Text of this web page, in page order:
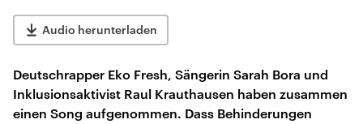
Audio herunterladen
Deutschrapper Eko Fresh, Sängerin Sarah Bora und
Inklusionsaktivist Raul Krauthausen haben zusammen
einen Song aufgenommen. Dass Behinderungen